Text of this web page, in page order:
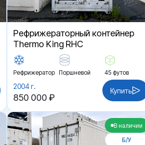
Рефрижераторный контейнер
Thermo King RHC
Рефрижератор Поршневой 45 футов
2004 г.
850 000 ₽
Купить
В наличии
Б/У